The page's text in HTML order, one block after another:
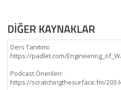
DİĞER KAYNAKLAR
Ders Tanıtımı:
https://padlet.com/
Podcast Önerileri:
https://scratchingthesurface.fm/203-